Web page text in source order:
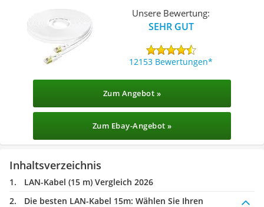
Unsere Bewertung:
SEHR GUT
12153 Bewertungen
Zum Angebot »
Zum Ebay-Angebot »
Inhaltsverzeichnis
LAN-Kabel (15 m) Vergleich 2026
Die besten LAN-Kabel 15m: Wählen Sie Ihren